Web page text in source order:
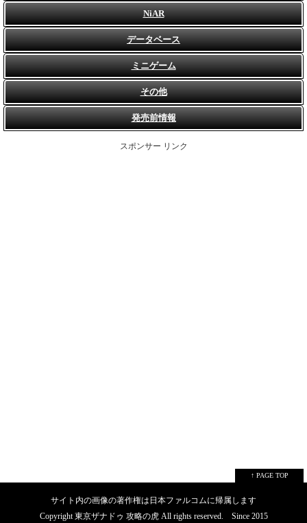
NiAR
データベース
ミニゲーム
その他
発売前情報
スポンサー リンク
↑ PAGE TOP
サイト内の画像の著作権は日本ファルコムに帰属します
Copyright 東京ザナドゥ 攻略の虎 All rights reserved. Since 2015